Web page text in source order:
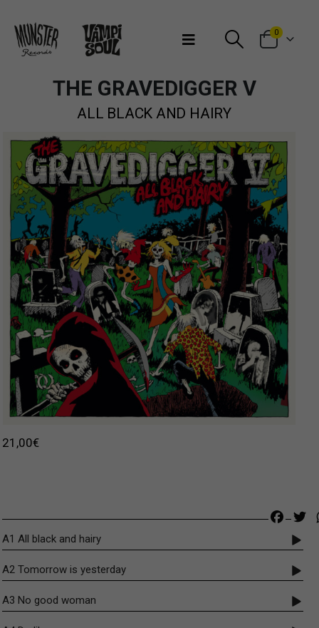
0
THE GRAVEDIGGER V
ALL BLACK AND HAIRY
21,00€
A1 All black and hairy
A2 Tomorrow is yesterday
A3 No good woman